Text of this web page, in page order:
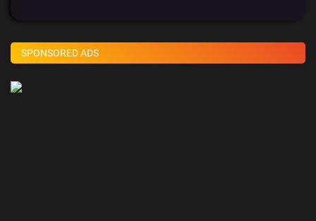
SPONSORED ADS